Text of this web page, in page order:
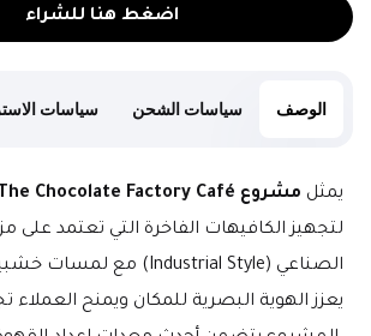
اضغط هنا للشراء
الوصف سياسات الشحن سياسات
يمثل مشروع The Chocolate Factory Café
يعزز الهوية البصرية للمكان ويمنح العملاء